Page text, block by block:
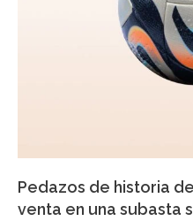
Pedazos de historia
venta en una subasta